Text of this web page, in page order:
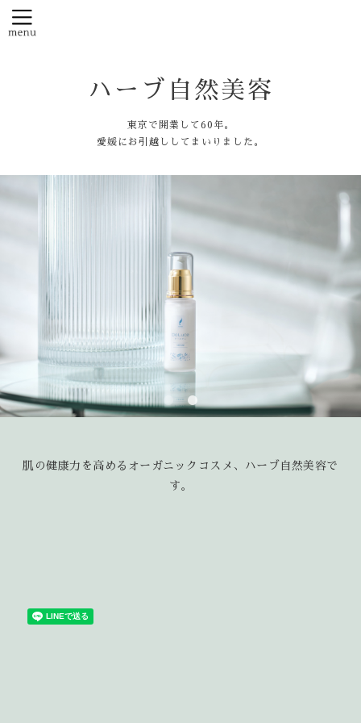
ハーブ自然美容
東京で開業して60年。
愛媛にお引越ししてまいりました。
肌の健康力を高めるオーガニックコスメ、ハーブ自然美容で
す。